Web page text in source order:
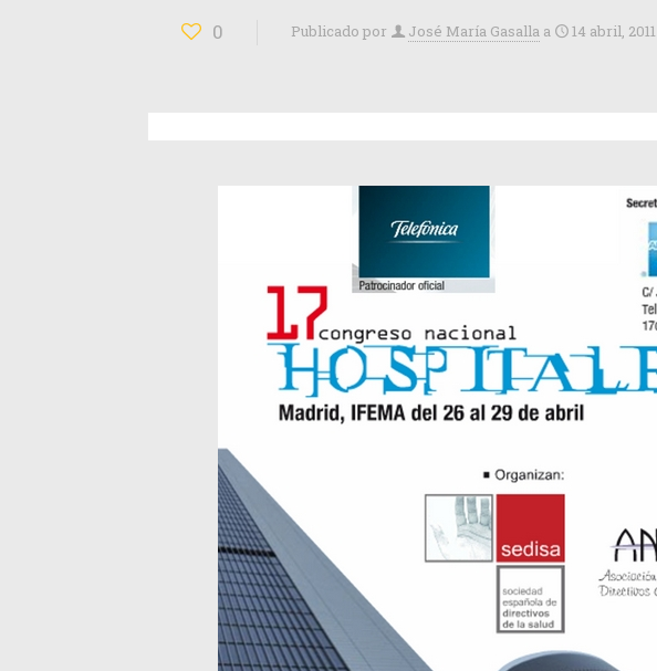
0 Publicado por José María Gasalla a 14 abril, 2011